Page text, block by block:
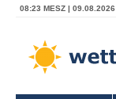
08:23 MESZ | 09.08.2026